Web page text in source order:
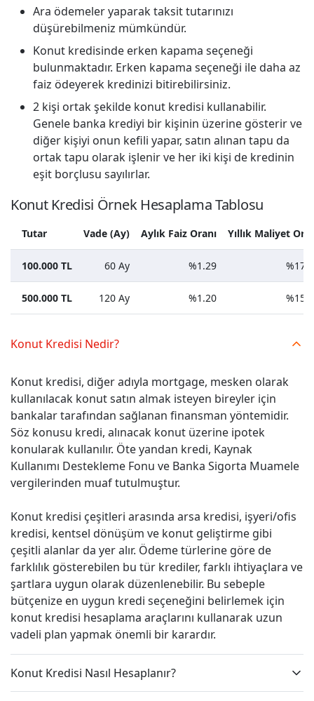
Ara ödemeler yaparak taksit tutarınızı
düşürebilmeniz mümkündür.
Konut kredisinde erken kapama seçeneği
bulunmaktadır. Erken kapama seçeneği ile daha az
faiz ödeyerek kredinizi bitirebilirsiniz.
2 kişi ortak şekilde konut kredisi kullanabilir.
Genele banka krediyi bir kişinin üzerine gösterir ve
diğer kişiyi onun kefili yapar, satın alınan tapu da
ortak tapu olarak işlenir ve her iki kişi de kredinin
eşit borçlusu sayılırlar.
Konut Kredisi Örnek Hesaplama Tablosu
Tutar Vade (Ay) Aylık Faiz Oranı Yıllık Maliyet
100.000 TL 60 Ay %1.29
500.000 TL 120 Ay %1.20
Konut Kredisi Nedir?
Konut kredisi, diğer adıyla mortgage, mesken olarak
kullanılacak konut satın almak isteyen bireyler için
bankalar tarafından sağlanan finansman yöntemidir.
Söz konusu kredi, alınacak konut üzerine ipotek
konularak kullanılır. Öte yandan kredi, Kaynak
Kullanımı Destekleme Fonu ve Banka Sigorta Muamele
vergilerinden muaf tutulmuştur.
Konut kredisi çeşitleri arasında arsa kredisi, işyeri/ofis
kredisi, kentsel dönüşüm ve konut geliştirme gibi
çeşitli alanlar da yer alır. Ödeme türlerine göre de
farklılık gösterebilen bu tür krediler, farklı ihtiyaçlara ve
şartlara uygun olarak düzenlenebilir. Bu sebeple
bütçenize en uygun kredi seçeneğini belirlemek için
konut kredisi hesaplama araçlarını kullanarak uzun
vadeli plan yapmak önemli bir karardır.
Konut Kredisi Nasıl Hesaplanır?